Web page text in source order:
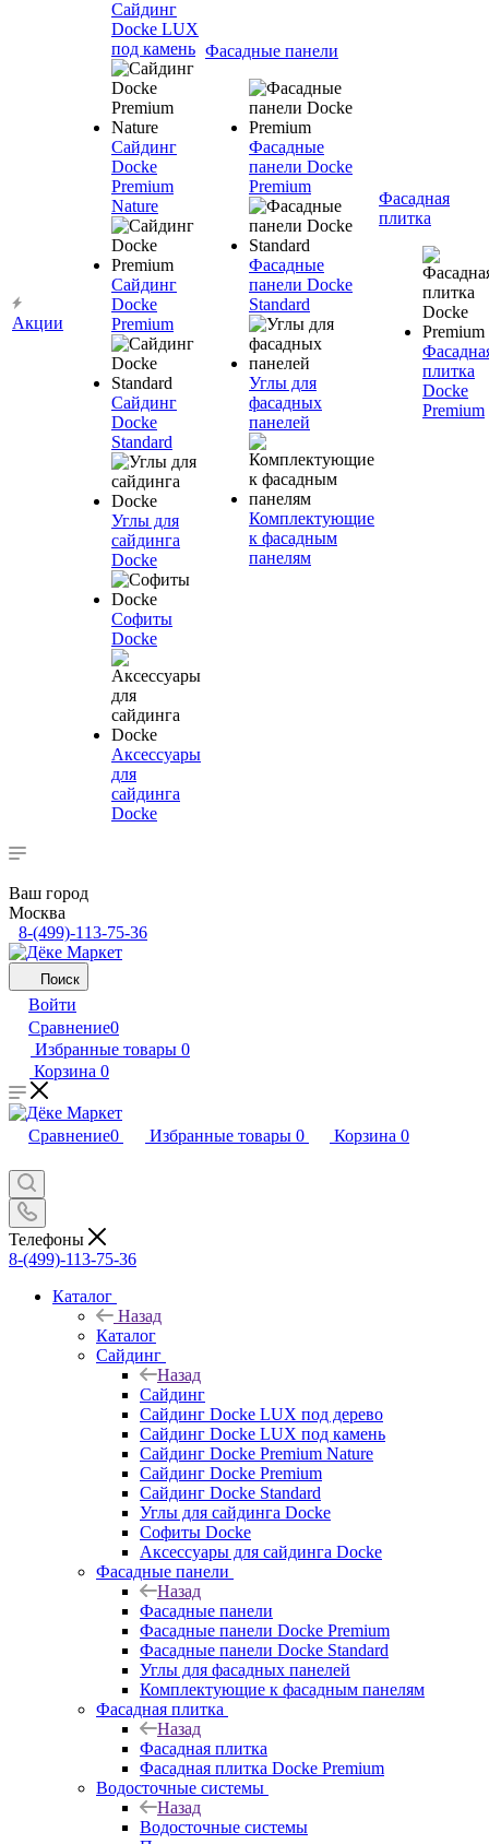
Акции
Сайдинг
Docke LUX
под камень
Сайдинг
Docke
Premium
Nature
Сайдинг
Docke
Premium
Сайдинг
Docke
Standard
Углы для
сайдинга
Docke
Софиты
Docke
Аксессуары
для
сайдинга
Docke
Фасадные панели
Фасадные
панели Docke
Premium
Фасадные
панели Docke
Standard
Углы для
фасадных
панелей
Комплектующие
к фасадным
панелям
Фасадная
плитка
плитка
Docke
Premium
Ваш город
Москва
8-(499)-113-75-36
Поиск
Войти
Сравнение0
Избранные товары 0
Корзина 0
Сравнение0 Избранные товары 0 Корзина 0
Телефоны
8-(499)-113-75-36
Каталог
Назад
Каталог
Сайдинг
Назад
Сайдинг
Сайдинг Docke LUX под дерево
Сайдинг Docke LUX под камень
Сайдинг Docke Premium Nature
Сайдинг Docke Premium
Сайдинг Docke Standard
Углы для сайдинга Docke
Софиты Docke
Аксессуары для сайдинга Docke
Фасадные панели
Назад
Фасадные панели
Фасадные панели Docke Premium
Фасадные панели Docke Standard
Углы для фасадных панелей
Комплектующие к фасадным панелям
Фасадная плитка
Назад
Фасадная плитка
Фасадная плитка Docke Premium
Водосточные системы
Назад
Водосточные системы